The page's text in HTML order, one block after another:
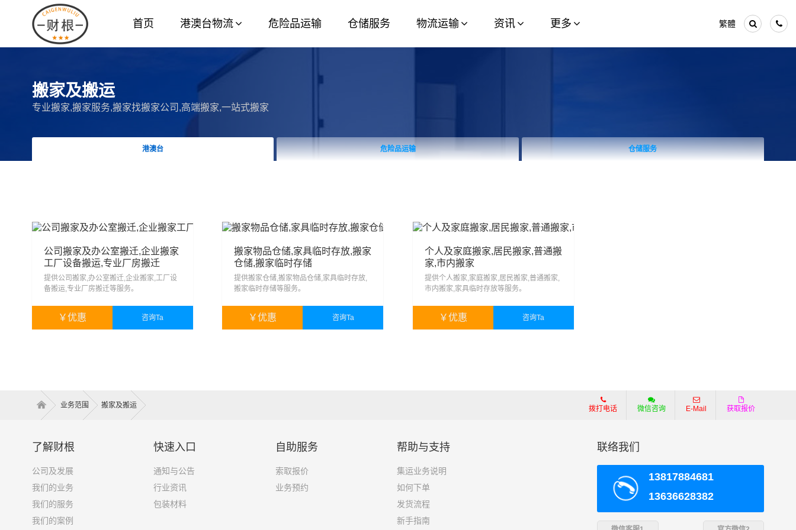
繁體
首页 港澳台物流 危险品运输 仓储服务 物流运输 资讯 更多
搬家及搬运
专业搬家,搬家服务,搬家找搬家公司,高端搬家,一站式搬家
港澳台 危险品运输 仓储服务
公司搬家及办公室搬迁,企业搬家
工厂设备搬运,专业厂房搬迁
提供公司搬家,办公室搬迁,企业搬家,工厂设
备搬运,专业厂房搬迁等服务。
￥优惠 咨询Ta
搬家物品仓储,家具临时存放,搬家
仓储,搬家临时存储
提供搬家仓储,搬家物品仓储,家具临时存放,
搬家临时存储等服务。
￥优惠 咨询Ta
个人及家庭搬家,居民搬家,普通搬
家,市内搬家
提供个人搬家,家庭搬家,居民搬家,普通搬家,
市内搬家,家具临时存放等服务。
￥优惠 咨询Ta
业务范围 搬家及搬运 拨打电话 微信咨询 E-Mail 获取报价
了解财根
公司及发展
我们的业务
我们的服务
我们的案例
快速入口
通知与公告
行业资讯
包装材料
自助服务
索取报价
业务预约
帮助与支持
集运业务说明
如何下单
发货流程
新手指南
联络我们
13817884681
13636628382